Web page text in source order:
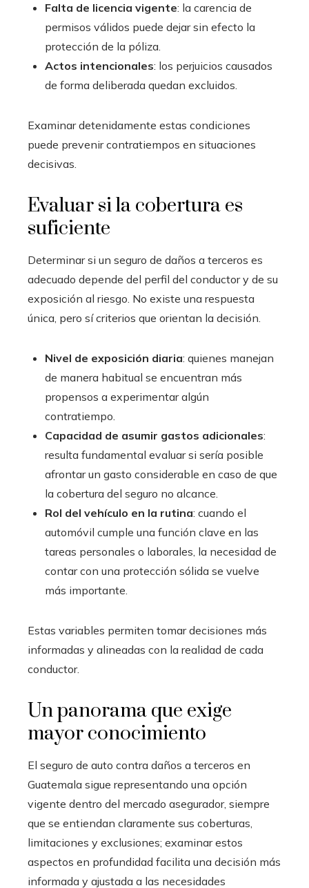
Falta de licencia vigente: la carencia de
permisos válidos puede dejar sin efecto la
protección de la póliza.
Actos intencionales: los perjuicios causados
de forma deliberada quedan excluidos.
Examinar detenidamente estas condiciones
puede prevenir contratiempos en situaciones
decisivas.
Evaluar si la cobertura es
suficiente
Determinar si un seguro de daños a terceros es
adecuado depende del perfil del conductor y de su
exposición al riesgo. No existe una respuesta
única, pero sí criterios que orientan la decisión.
Nivel de exposición diaria: quienes manejan
de manera habitual se encuentran más
propensos a experimentar algún
contratiempo.
Capacidad de asumir gastos adicionales:
resulta fundamental evaluar si sería posible
afrontar un gasto considerable en caso de que
la cobertura del seguro no alcance.
Rol del vehículo en la rutina: cuando el
automóvil cumple una función clave en las
tareas personales o laborales, la necesidad de
contar con una protección sólida se vuelve
más importante.
Estas variables permiten tomar decisiones más
informadas y alineadas con la realidad de cada
conductor.
Un panorama que exige
mayor conocimiento
El seguro de auto contra daños a terceros en
Guatemala sigue representando una opción
vigente dentro del mercado asegurador, siempre
que se entiendan claramente sus coberturas,
limitaciones y exclusiones; examinar estos
aspectos en profundidad facilita una decisión más
informada y ajustada a las necesidades